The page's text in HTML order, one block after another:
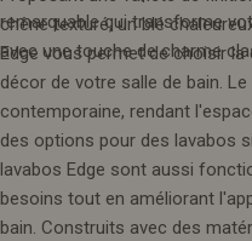
remarquable qui transforme
avec une touche de charme
chêne texturé, un blé
Edge vous permet de choisir
décor de votre salle de bain.
contemporaine, rendant
des options pour des lavabos
lavabos Edge sont aussi
besoins tout en améliorant
bain. Construits avec des